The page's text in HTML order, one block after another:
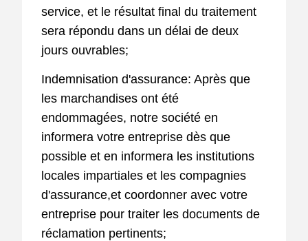
service, et le résultat final du traitement
sera répondu dans un délai de deux
jours ouvrables;
Indemnisation d'assurance: Après que
les marchandises ont été
endommagées, notre société en
informera votre entreprise dès que
possible et en informera les institutions
locales impartiales et les compagnies
d'assurance,et coordonner avec votre
entreprise pour traiter les documents de
réclamation pertinents;